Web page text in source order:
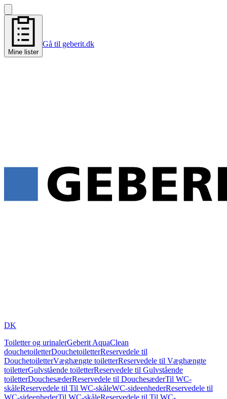
Mine lister
Gå til geberit.dk
DK
Toiletter og urinalerGeberit AquaClean
douchetoiletterDouchetoiletterReservedele til
DouchetoiletterVæghængte toiletterReservedele til Væghængte
toiletterGulvstående toiletterReservedele til Gulvstående
toiletterDouchesæderReservedele til DouchesæderTil WC-
skåleReservedele til Til WC-skåleWC-sideenhederReservedele til
WC-sideenhederTil WC-skåleReservedele til Til WC-